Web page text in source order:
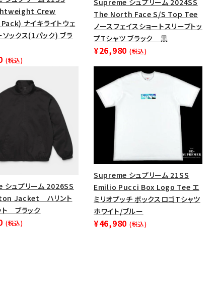
コラボレーションブランドから探す
人気ワード
2026SS
Tシャツ・ロングスリーブ
パーカー・クルーネック
ブラックスウェット
ない商品を表示する
絞り込んで検索する
Crew
ナイキライトウェ
ソックス(1パック) ブラ
(税込)
Supreme シュプリーム 2024SS
The North Face S/S Top Tee
ノースフェイスショートスリーブトッ
プTシャツ ブラック 黒
¥26,980 (税込)
ュプリーム 2026SS
Jacket ハリント
ト ブラック
(税込)
Supreme シュプリーム 21SS
Emilio Pucci Box Logo Tee エ
ミリオプッチ ボックスロゴTシャツ
ホワイト/ブルー
¥46,980 (税込)